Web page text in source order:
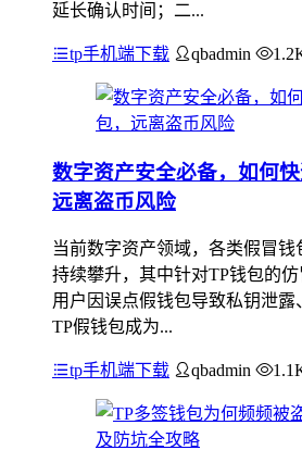
延长确认时间；二...
tp手机端下载 qbadmin
数字资产安全必备，如何快
远离盗币风险
当前数字资产领域，各类假冒
持续攀升，其中针对TP钱包的
用户因误点假钱包导致私钥泄
TP假钱包成为...
tp手机端下载 qbadmin